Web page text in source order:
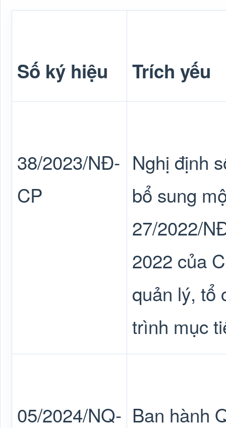
Số ký hiệu Trích yếu
38/2023/NĐ-
CP
Nghị định
bổ sung
27/2022/
2022 của
quản lý, tổ
trình mục
05/2024/NQ- Ban hành